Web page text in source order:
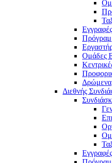
Εγγραφές
Ομάδες
Δρώμενα
Διεθνής
Εγγραφές